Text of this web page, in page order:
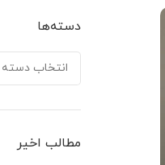
دسته‌ها
مطالب اخیر